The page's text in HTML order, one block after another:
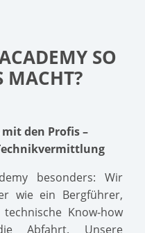
SO
MACHT?
den Profis –
besonders: Wir
wie ein Bergführer,
Know-how
Abfahrt. Unsere